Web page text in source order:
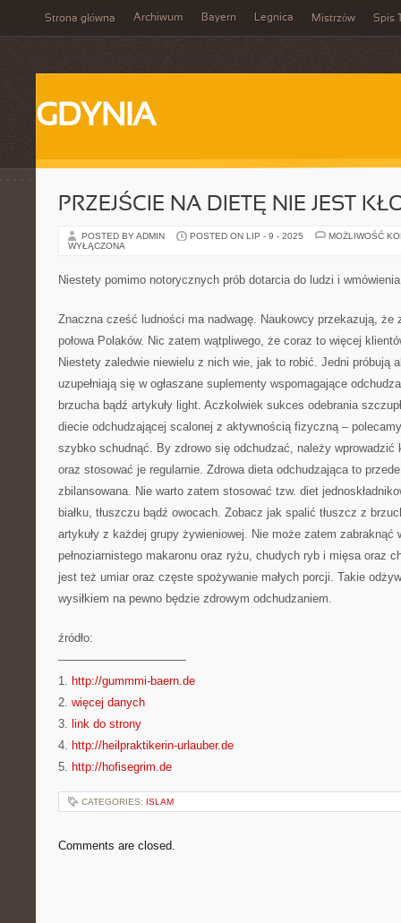
Strona główna Archiwum Bayern Legnica Mistrzów Spis
GDYNIA
PRZEJŚCIE NA DIETĘ NIE JEST
POSTED BY ADMIN POSTED ON LIP - 9 - 2025
MOŻLIWOŚĆ
WYŁĄCZONA
Niestety pomimo notorycznych prób dotarcia do ludzi i
Znaczna cześć ludności ma nadwagę. Naukowcy przekazują, że
połowa Polaków. Nic zatem wątpliwego, że coraz to więcej
Niestety zaledwie niewielu z nich wie, jak to robić. Jedni próbują
uzupełniają się w ogłaszane suplementy wspomagające
brzucha bądź artykuły light. Aczkolwiek sukces odebrania
diecie odchudzającej scalonej z aktywnością fizyczną –
szybko schudnąć. By zdrowo się odchudzać, należy wprowadzić
oraz stosować je regularnie. Zdrowa dieta odchudzająca to
zbilansowana. Nie warto zatem stosować tzw. diet
białku, tłuszczu bądź owocach. Zobacz jak spalić tłuszcz z
artykuły z każdej grupy żywieniowej. Nie może zatem zabraknąć
pełnoziarnistego makaronu oraz ryżu, chudych ryb i mięsa oraz
jest też umiar oraz częste spożywanie małych porcji. Takie
wysiłkiem na pewno będzie zdrowym odchudzaniem.
źródło:
———————————
1. http://gummmi-baern.de
2. więcej danych
3. link do strony
4. http://heilpraktikerin-urlauber.de
5. http://hofisegrim.de
CATEGORIES: ISLAM
Comments are closed.